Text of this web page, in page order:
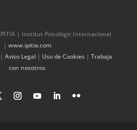
| Institut Psicològic Internacional
| www.ipitia.com
|Aviso Legal | Uso de Cookies |Trabaja
con nosotros